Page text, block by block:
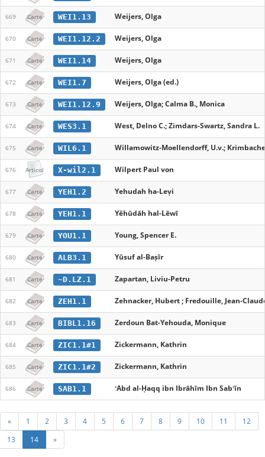
669 Carte WEI1.13 Weijers, Olga
670 Carte WEI1.12.2 Weijers, Olga
671 Carte WEI1.14 Weijers, Olga
672 Carte WEI1.7 Weijers, Olga (ed.)
673 Carte WEI1.12.9 Weijers, Olga; Calma B., Monica
674 Carte WES3.1 West, Delno C.; Zimdars-Swartz, Sandra L.
675 Carte WIL6.1 Willamowitz-Moellendorff, U.v.;
676 Articol X-wil2.1 Wilpert Paul von
677 Carte YEH1.2 Yehudah ha-Leṿi
678 Carte YEH1.1 Yĕhūdāh hal-Lēwī
679 Carte YOU1.1 Young, Spencer E.
680 Carte ALB3.1 Yūsuf al-Baṣīr
681 Carte ~D.LZ.1 Zapartan, Liviu-Petru
682 Carte ZEH1.1 Zehnacker, Hubert ; Fredouille, Jean-
683 Carte BIBL1.16 Zerdoun Bat-Yehouda, Monique
684 Carte ZIC1.1#1 Zickermann, Kathrin
685 Carte ZIC1.1#2 Zickermann, Kathrin
686 Carte SAB1.1 ʻAbd al-Ḥaqq ibn Ibrāhīm Ibn Sabʻīn
« 1 2 3 4 5 6 7 8 9 10 11
12
13
14 »